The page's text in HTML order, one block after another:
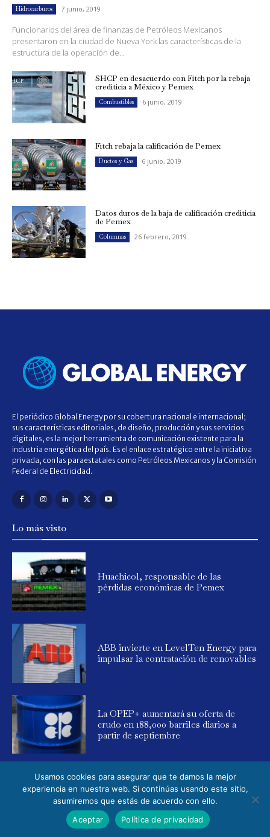
Hidrocarburos 7 junio, 2019
Funcionarios del área de finanzas de Petróleos Mexicanos
presentaron en la ciudad de Nueva York las características de la
estructura de la operación de...
SHCP en desacuerdo con Fitch por la rebaja
crediticia a México y Pemex
Combustibles 6 junio, 2019
Fitch rebaja la calificación de Pemex
Ductos y Gas 6 junio, 2019
Datos duros de la baja de calificación crediticia
de Pemex
Columnas 26 febrero, 2019
El periódico Global Energy por su cobertura nacional e internacional;
sus características editoriales, de diseño, producción y sus servicios
digitales, es la mejor herramienta de comunicación existente para la
industria energética del país. Es el enlace estratégico entre la iniciativa
privada, con las paraestatales como Petróleos Mexicanos y la Comisión
Federal de Electricidad.
Lo más visto
Huachicol, responsable de las
pérdidas económicas de Pemex
ABB invierte en LevelTen Energy para
impulsar la contratación de renovables
La OPEP+ aumentará su oferta de
crudo en 188,000 barriles diarios a
partir de septiembre
© 2025 Global Energy. Todos los derechos reservados. Powered by
Elemental Media
Usamos cookies para asegurar que te damos la mejor
experiencia en nuestra web. Si continúas usando este sitio,
asumiremos que estás de acuerdo con ello.
Aceptar
Política de privacidad